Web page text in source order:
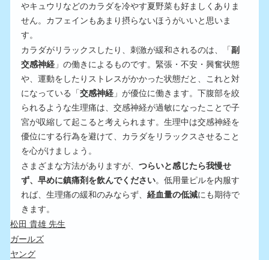
やキュウリなどのカラダを冷やす夏野菜も好ましくありま
せん。カフェインもあまり摂らないほうがいいと思いま
す。
カラダがリラックスしたり、刺激が緩和されるのは、「副
交感神経 」の働きによるものです。緊張・不安・興奮状態
や、運動をしたりストレスがかかった状態だと、これと対
になっている「交感神経 」が優位に働きます。下腹部を絞
られるような生理痛は、交感神経が過敏になったことで子
宮が収縮して起こると考えられます。生理中は交感神経を
優位にする行為を避けて、カラダをリラックスさせること
を心がけましょう。
さまざまな方法がありますが、つらいと感じたら我慢せ
ず、早めに鎮痛剤を飲んでください。低用量ピルを内服す
れば、生理痛の緩和のみならず、経血量の低減にも期待で
きます。
松田 貴雄 先生
ガールズ
ヤング